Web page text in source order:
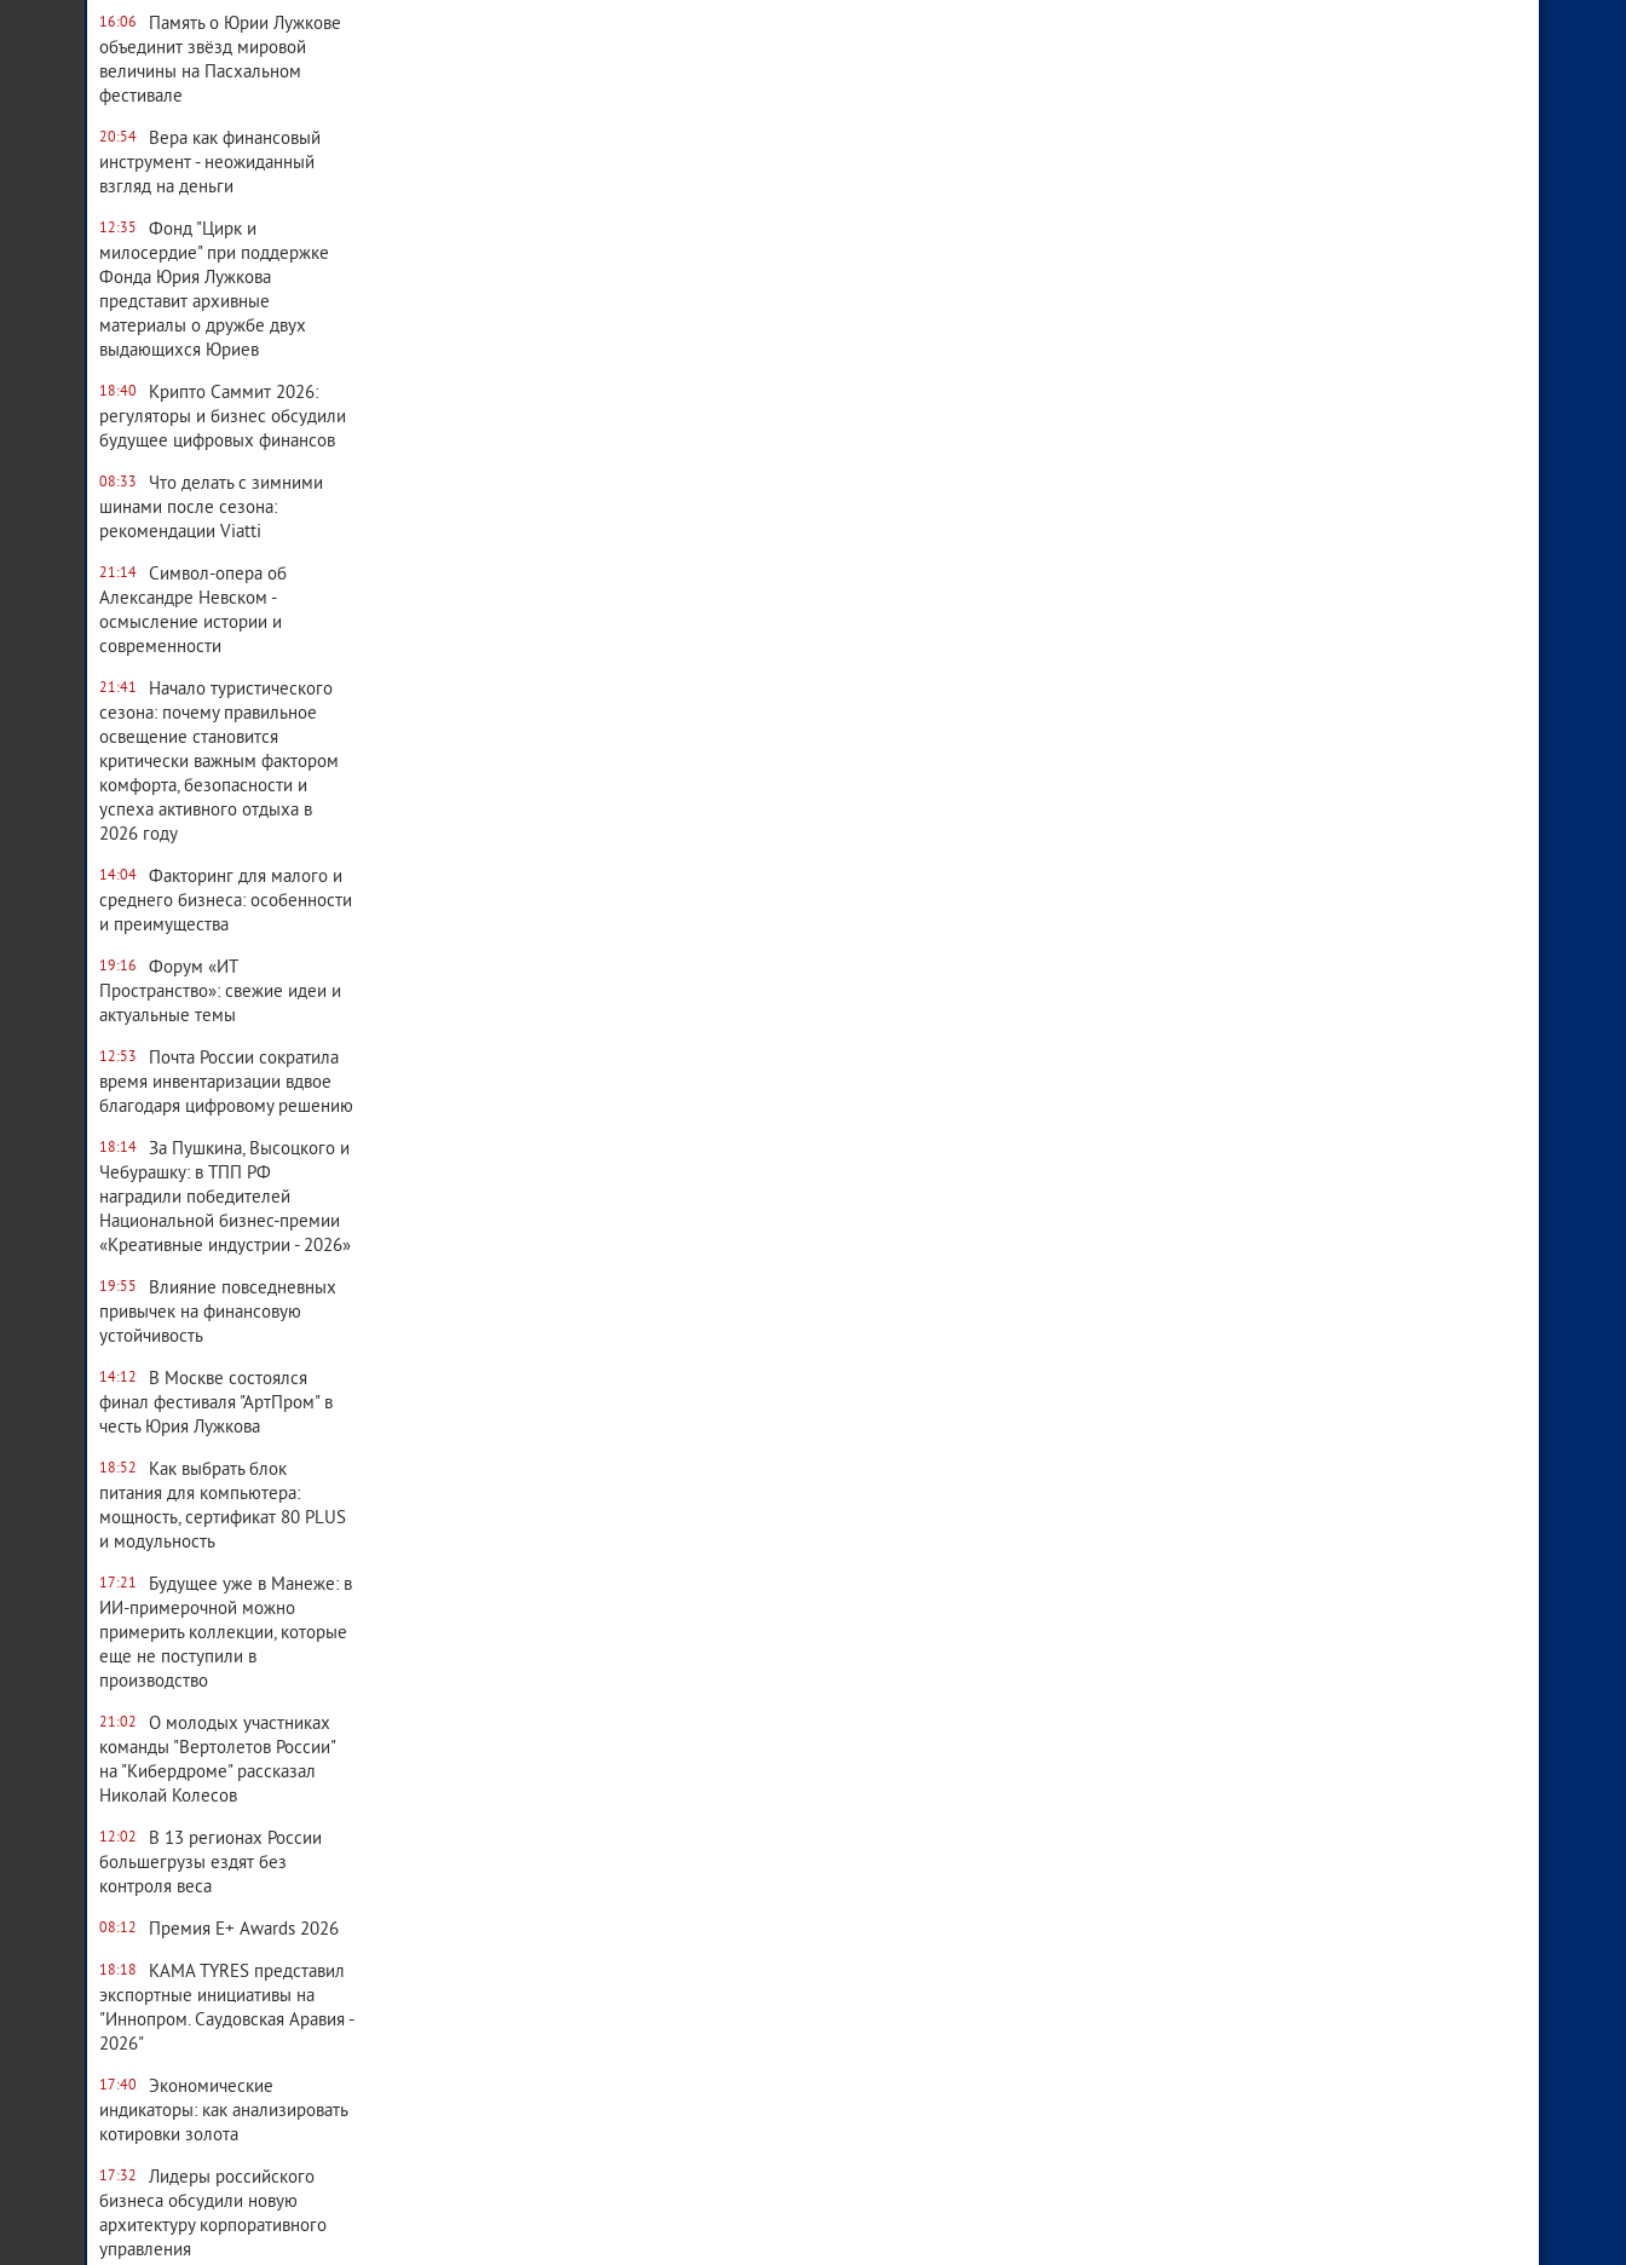
16:06
Память о Юрии Лужкове
объединит звёзд мировой
величины на Пасхальном
фестивале
20:54
Вера как финансовый
инструмент - неожиданный
взгляд на деньги
12:35
Фонд "Цирк и
милосердие" при поддержке
Фонда Юрия Лужкова
представит архивные
материалы о дружбе двух
выдающихся Юриев
18:40
Крипто Саммит 2026:
регуляторы и бизнес обсудили
будущее цифровых финансов
08:33
Что делать с зимними
шинами после сезона:
рекомендации Viatti
21:14
Символ-опера об
Александре Невском -
осмысление истории и
современности
21:41
Начало туристического
сезона: почему правильное
освещение становится
критически важным фактором
комфорта, безопасности и
успеха активного отдыха в
2026 году
14:04
Факторинг для малого и
среднего бизнеса: особенности
и преимущества
19:16
Форум «ИТ
Пространство»: свежие идеи и
актуальные темы
12:53
Почта России сократила
время инвентаризации вдвое
благодаря цифровому решению
18:14
За Пушкина, Высоцкого и
Чебурашку: в ТПП РФ
наградили победителей
Национальной бизнес-премии
«Креативные индустрии - 2026»
19:55
Влияние повседневных
привычек на финансовую
устойчивость
14:12
В Москве состоялся
финал фестиваля "АртПром" в
честь Юрия Лужкова
18:52
Как выбрать блок
питания для компьютера:
мощность, сертификат 80 PLUS
и модульность
17:21
Будущее уже в Манеже: в
ИИ-примерочной можно
примерить коллекции, которые
еще не поступили в
производство
21:02
О молодых участниках
команды "Вертолетов России"
на "Кибердроме" рассказал
Николай Колесов
12:02
В 13 регионах России
большегрузы ездят без
контроля веса
08:12 Премия E+ Awards 2026
18:18
KAMA TYRES представил
экспортные инициативы на
"Иннопром. Саудовская Аравия -
2026"
17:40
Экономические
индикаторы: как анализировать
котировки золота
17:32
Лидеры российского
бизнеса обсудили новую
архитектуру корпоративного
управления